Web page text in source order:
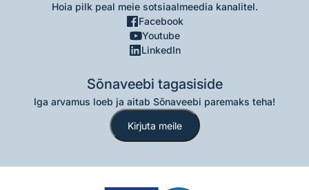
Hoia pilk peal meie sotsiaalmeedia kanalitel.
Facebook
Youtube
LinkedIn
Sõnaveebi tagasiside
Iga arvamus loeb ja aitab Sõnaveebi paremaks teha!
Kirjuta meile